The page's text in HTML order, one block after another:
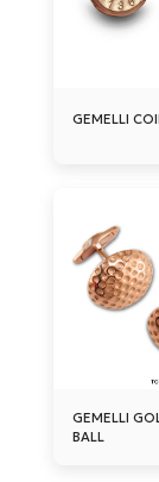
GEMELLI
GEMELLI
BALL